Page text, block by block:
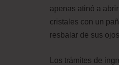
apenas atinó a
cristales con un
resbalar de sus
Los trámites de